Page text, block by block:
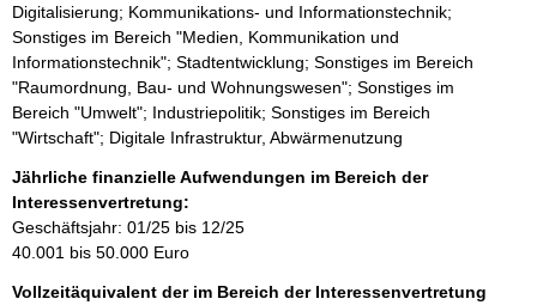
Digitalisierung; Kommunikations- und Informationstechnik;
Sonstiges im Bereich "Medien, Kommunikation und
Informationstechnik"; Stadtentwicklung; Sonstiges im Bereich
"Raumordnung, Bau- und Wohnungswesen"; Sonstiges im
Bereich "Umwelt"; Industriepolitik; Sonstiges im Bereich
"Wirtschaft"; Digitale Infrastruktur, Abwärmenutzung
Jährliche finanzielle Aufwendungen im Bereich der
Interessenvertretung:
Geschäftsjahr: 01/25 bis 12/25
40.001 bis 50.000 Euro
Vollzeitäquivalent der im Bereich der Interessenvertretung